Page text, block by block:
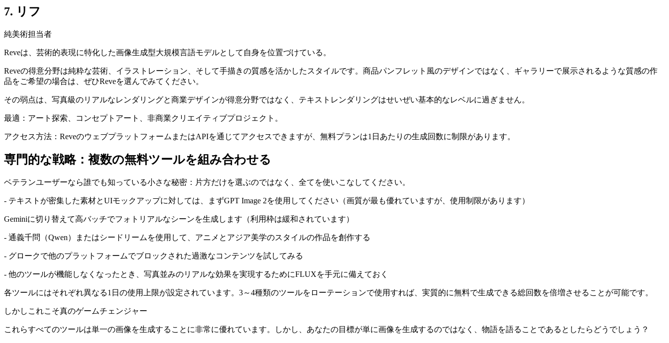
7. リフ
純美術担当者
Reveは、芸術的表現に特化した画像生成型大規模言語モデルとして自身を位置づけている。
Reveの得意分野は純粋な芸術、イラストレーション、そして手描きの質感を活かしたスタイルです。商品パンフレット風のデザインではなく、ギャラリーで展示されるような質感の作
品をご希望の場合は、ぜひReveを選んでみてください。
その弱点は、写真級のリアルなレンダリングと商業デザインが得意分野ではなく、テキストレンダリングはせいぜい基本的なレベルに過ぎません。
最適：アート探索、コンセプトアート、非商業クリエイティブプロジェクト。
アクセス方法：ReveのウェブプラットフォームまたはAPIを通じてアクセスできますが、無料プランは1日あたりの生成回数に制限があります。
専門的な戦略：複数の無料ツールを組み合わせる
ベテランユーザーなら誰でも知っている小さな秘密：片方だけを選ぶのではなく、全てを使いこなしてください。
- テキストが密集した素材とUIモックアップに対しては、まずGPT Image 2を使用してください（画質が最も優れていますが、使用制限があります）
Geminiに切り替えて高バッチでフォトリアルなシーンを生成します（利用枠は緩和されています）
- 通義千問（Qwen）またはシードリームを使用して、アニメとアジア美学のスタイルの作品を創作する
- グロークで他のプラットフォームでブロックされた過激なコンテンツを試してみる
- 他のツールが機能しなくなったとき、写真並みのリアルな効果を実現するためにFLUXを手元に備えておく
各ツールにはそれぞれ異なる1日の使用上限が設定されています。3～4種類のツールをローテーションで使用すれば、実質的に無料で生成できる総回数を倍増させることが可能です。
しかしこれこそ真のゲームチェンジャー
これらすべてのツールは単一の画像を生成することに非常に優れています。しかし、あなたの目標が単に画像を生成するのではなく、物語を語ることであるとしたらどうでしょう？